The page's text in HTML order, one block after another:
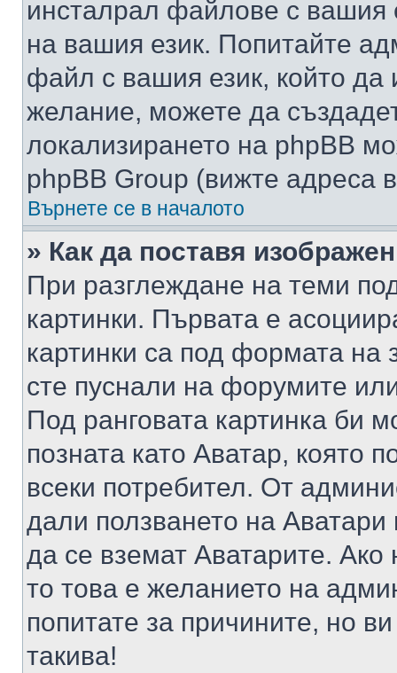
инсталрал файлове с вашия
на вашия език. Попитайте
файл с вашия език, който да
желание, можете да
локализирането на phpBB
phpBB Group (вижте адреса
Върнете се в началото
» Как да поставя
При разглеждане на теми
картинки. Първата е
картинки са под формата на
сте пуснали на форумите
Под ранговата картинка би
позната като Аватар, която
всеки потребител. От
дали ползването на
да се вземат Аватарите.
то това е желанието на
попитате за причините, но
такива!